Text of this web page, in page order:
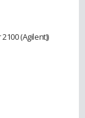
(Agilent))